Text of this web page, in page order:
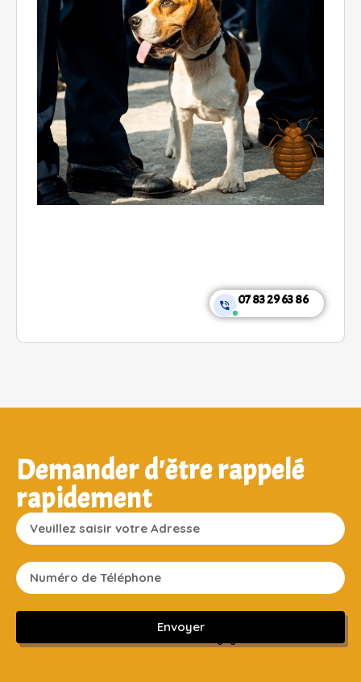
07 83 29 63 86
Demander d'être rappelé
rapidement
Envoyer
Sans engagement ni frais cachés